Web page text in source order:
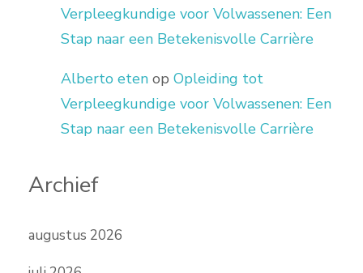
Verpleegkundige voor Volwassenen: Een
Stap naar een Betekenisvolle Carrière
Alberto eten op Opleiding tot
Verpleegkundige voor Volwassenen: Een
Stap naar een Betekenisvolle Carrière
Archief
augustus 2026